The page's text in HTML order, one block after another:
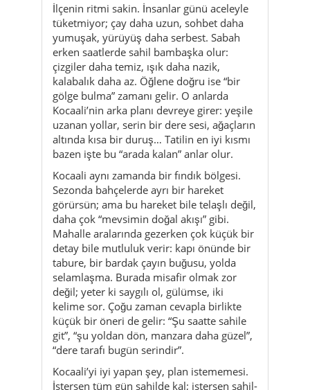
İlçenin ritmi sakin. İnsanlar günü aceleyle
tüketmiyor; çay daha uzun, sohbet daha
yumuşak, yürüyüş daha serbest. Sabah
erken saatlerde sahil bambaşka olur:
çizgiler daha temiz, ışık daha nazik,
kalabalık daha az. Öğlene doğru ise “bir
gölge bulma” zamanı gelir. O anlarda
Kocaali’nin arka planı devreye girer: yeşile
uzanan yollar, serin bir dere sesi, ağaçların
altında kısa bir duruş… Tatilin en iyi kısmı
bazen işte bu “arada kalan” anlar olur.
Kocaali aynı zamanda bir fındık bölgesi.
Sezonda bahçelerde ayrı bir hareket
görürsün; ama bu hareket bile telaşlı değil,
daha çok “mevsimin doğal akışı” gibi.
Mahalle aralarında gezerken çok küçük bir
detay bile mutluluk verir: kapı önünde bir
tabure, bir bardak çayın buğusu, yolda
selamlaşma. Burada misafir olmak zor
değil; yeter ki saygılı ol, gülümse, iki
kelime sor. Çoğu zaman cevapla birlikte
küçük bir öneri de gelir: “Şu saatte sahile
git”, “şu yoldan dön, manzara daha güzel”,
“dere tarafı bugün serindir”.
Kocaali’yi iyi yapan şey, plan istememesi.
İstersen tüm gün sahilde kal; istersen sahil-